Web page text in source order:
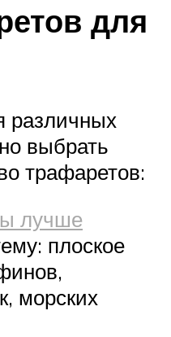
для
различных
выбрать
трафаретов:
лучше
плоское
морских